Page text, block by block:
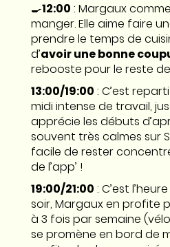
🍳12:00 : Margaux
manger. Elle aime faire
prendre le temps de
d’avoir une bonne
rebooste pour le reste
13:00/19:00 : C’est
midi intense de travail,
apprécie les débuts
souvent très calmes sur
facile de rester
de l’app’ !
19:00/21:00 : C’est
soir, Margaux en profite
à 3 fois par semaine
se promène en bord de